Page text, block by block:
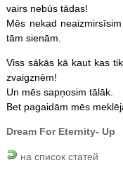
vairs nebūs tādas!
Mēs nekad
tām sienām.
Viss sākās kā kaut kas
zvaigznēm!
Un mēs sapņosim tālāk.
Bet pagaidām mēs
Dream For Eternity- Up
на список статей